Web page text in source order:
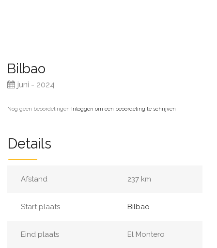
Bilbao
juni - 2024
Nog geen beoordelingen·Inloggen om een beoordeling te schrijven
Details
Afstand 237 km
Start plaats Bilbao
Eind plaats El Montero